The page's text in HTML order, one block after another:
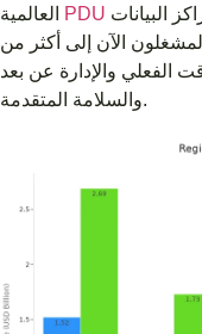
PDU
الفعلي والإدارة عن بعد
والسلامة المتقدمة.